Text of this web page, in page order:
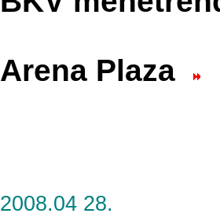
Arena Plaza
2008.04 28.